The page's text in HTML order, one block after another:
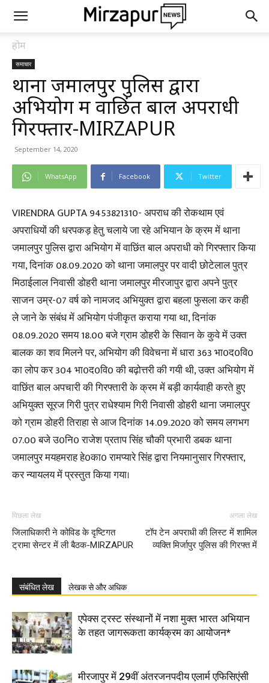
होम
समाचार
थाना जमालपुर पुलिस द्वारा
अभियोग में वाछिंत बाल अपराधी
गिरफ्तार-MIRZAPUR
September 14, 2020
WhatsApp Facebook Twitter
VIRENDRA GUPTA 9453821310- अपराध की रोकथाम एवं
अपराधियों की धरपकड़ हेतु चलाये जा रहे अभियान के क्रम में थाना
जमालपुर पुलिस द्वारा अभियोग में वाछिंत बाल अपराधी को गिरफ्तार किया
गया, दिनांक 08.09.2020 को थाना जमालपुर पर वादी छोटेलाल पुत्र
मिठाईलाल निवासी डोहरी थाना जमालपुर मीरजापुर द्वारा अपने पुत्र
साजन उम्र-07 वर्ष को नामजद अभियुक्त द्वारा बहला फुसला कर कही
ले जाने के संबंध में अभियोग पंजीकृत कराया गया था, दिनांक
08.09.2020 समय 18.00 बजे ग्राम डोहरी के सिवान के कुवे में उक्त
बालक का शव मिलने पर, अभियोग की विवेचना में धारा 363 भा0द0वि0
का लोप कर 304 भा0द0वि0 की बढ़ोत्तरी की गयी थी, उक्त अभियोग में
वाछिंत बाल अपचारी की गिरफ्तारी के क्रम में बड़ी कार्यवाही करते हुए
अभियुक्त सूरज गिरी पुत्र राधेश्याम गिरी निवासी डोहरी थाना जमालपुर
को ग्राम डोहरी तिराहा से आज दिनांक 14.09.2020 को समय लगभग
07.00 बजे उ0नि0 राजेश प्रताप सिंह चौकी प्रभारी डबक थाना
जमालपुर मयहमराह हे0का0 रामप्यारे सिंह द्वारा नियमानुसार गिरफ्तार,
कर न्यायलय में प्रस्तुत किया गया।
पिछला लेख
जिलाधिकारी ने कोविड के दृष्टिगत
ट्रामा सेन्टर में ली बैठक-MIRZAPUR
अगला लेख
टॉप टेन अपराधी की लिस्ट में शामिल
व्यक्ति मिर्जापुर पुलिस की गिरफ्त में
संबंधित लेख लेखक से और अधिक
एपेक्स ट्रस्ट संस्थानों में नशा मुक्त भारत अभियान
के तहत जागरूकता कार्यक्रम का आयोजन*
मीरजापुर में 29वीं अंतरजनपदीय एलार्म एफिसिएंसी